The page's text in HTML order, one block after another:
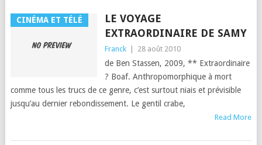
CINÉMA ET TÉLÉ
LE VOYAGE
EXTRAORDINAIRE DE SAMY
Franck 28 août 2010
de Ben Stassen, 2009, ** Extra­or­di­naire
? Boaf. Anthro­po­mor­phique à mort
comme tous les trucs de ce genre, c’est surtout niais et prévis­i­ble
jusqu’au dernier rebondisse­ment. Le gen­til crabe,
Read More